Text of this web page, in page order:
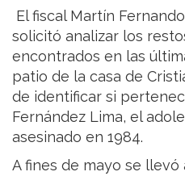
El fiscal Martín
solicitó analizar los
encontrados en las
patio de la casa de
de identificar si
Fernández Lima, el
asesinado en 1984.
A fines de mayo se llevó